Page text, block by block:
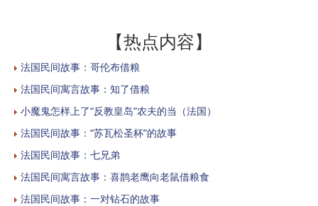
【热点内容】
法国民间故事：哥伦布借粮
法国民间寓言故事：知了借粮
小魔鬼怎样上了“反教皇岛”农夫的当（法国）
法国民间故事：“苏瓦松圣杯”的故事
法国民间故事：七兄弟
法国民间寓言故事：喜鹊老鹰向老鼠借粮食
法国民间故事：一对钻石的故事